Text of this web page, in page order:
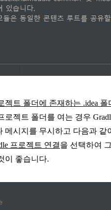
젝트 폴더에 존재하는 .idea 폴
로젝트 폴더를 여는 경우
메시지를 무시하고 다음과 같
프로젝트 연결을 선택하여
이 좋습니다.